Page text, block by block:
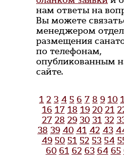
нам ответы на
Вы можете
менеджером
размещения
по телефонам,
опубликованным
сайте.
1 2 3 4 5 6 7 8 9 10
16 17 18 19 20 21
27 28 29 30 31 32
38 39 40 41 42 43
49 50 51 52 53 54
60 61 62 63 64 65